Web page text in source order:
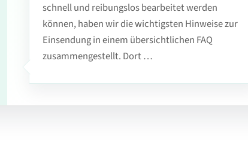
schnell und reibungslos bearbeitet werden
können, haben wir die wichtigsten Hinweise zur
Einsendung in einem übersichtlichen FAQ
zusammengestellt. Dort …